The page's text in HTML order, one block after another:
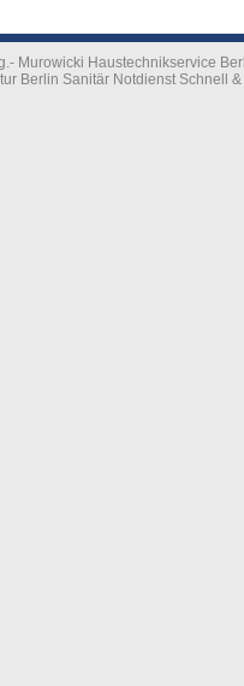
Murowicki Haustechnikservice
Berlin Sanitär Notdienst Schnell